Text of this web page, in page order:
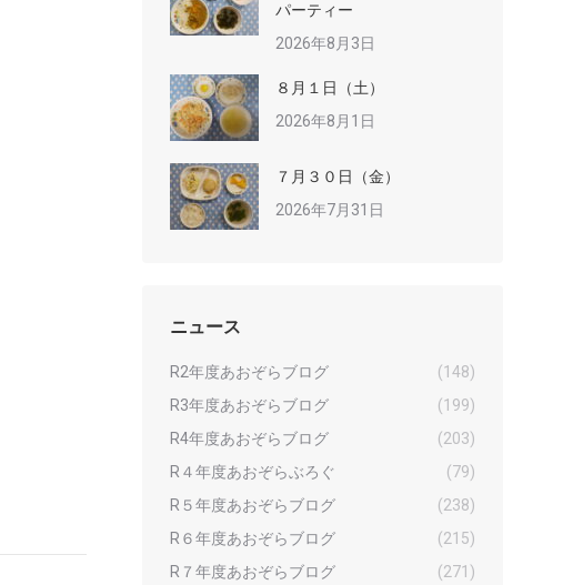
パーティー
2026年8月3日
８月１日（土）
2026年8月1日
７月３０日（金）
2026年7月31日
ニュース
R2年度あおぞらブログ
(148)
R3年度あおぞらブログ
(199)
R4年度あおぞらブログ
(203)
R４年度あおぞらぶろぐ
(79)
R５年度あおぞらブログ
(238)
R６年度あおぞらブログ
(215)
R７年度あおぞらブログ
(271)